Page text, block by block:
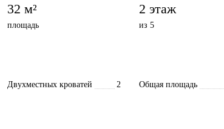
32 м²
площадь
2 этаж
из 5
Двухместных кроватей 2 Общая площадь